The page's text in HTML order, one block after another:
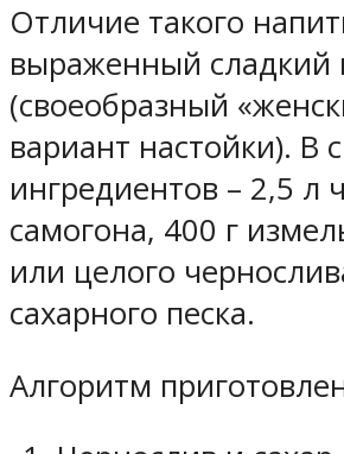
Отличие такого
выраженный сладкий
(своеобразный
вариант настойки). В
ингредиентов – 2,5 л
самогона, 400 г
или целого
сахарного песка.
Алгоритм